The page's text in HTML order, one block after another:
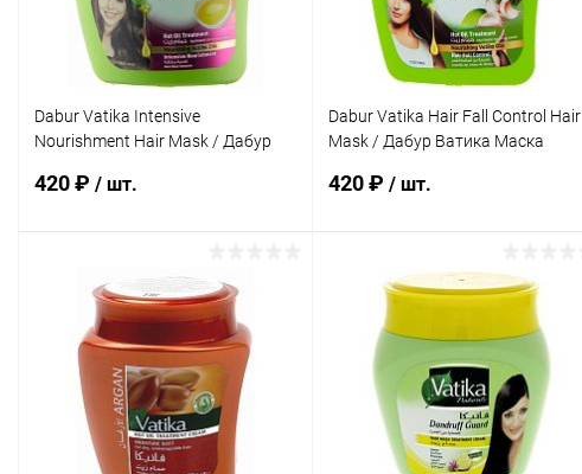
Dabur Vatika Intensive
Nourishment Hair Mask / Дабур
Интенсивное Питание 500 г
420 ₽ / шт.
В корзину
Купить в 1 клик Сравнение
В избранное Под заказ
Dabur Vatika Hair Fall Control Hair
Mask / Дабур Ватика Маска
500 г
420 ₽ / шт.
В корзину
Купить в 1 клик Сравнение
В избранное Под заказ